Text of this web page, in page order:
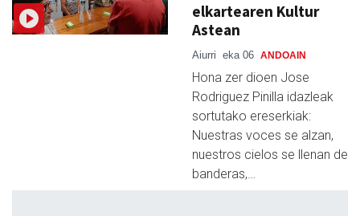
elkartearen Kultur
Astean
Aiurri eka 06 ANDOAIN
Hona zer dioen Jose
Rodriguez Pinilla idazleak
sortutako ereserkiak:
Nuestras​ ​voces​ ​se​ ​alzan,
nuestros​ ​cielos​ ​se​ ​llenan de​
​banderas,…